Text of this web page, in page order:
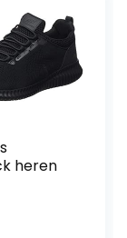
heren